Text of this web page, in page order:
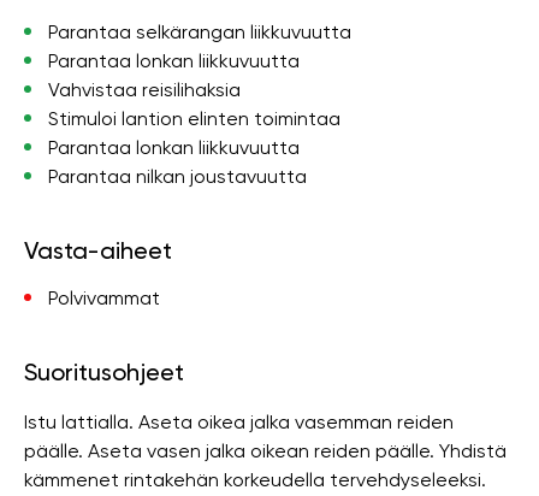
Parantaa selkärangan liikkuvuutta
Parantaa lonkan liikkuvuutta
Vahvistaa reisilihaksia
Stimuloi lantion elinten toimintaa
Parantaa lonkan liikkuvuutta
Parantaa nilkan joustavuutta
Vasta-aiheet
Polvivammat
Suoritusohjeet
Istu lattialla. Aseta oikea jalka vasemman reiden
päälle. Aseta vasen jalka oikean reiden päälle. Yhdistä
kämmenet rintakehän korkeudella tervehdyseleeksi.